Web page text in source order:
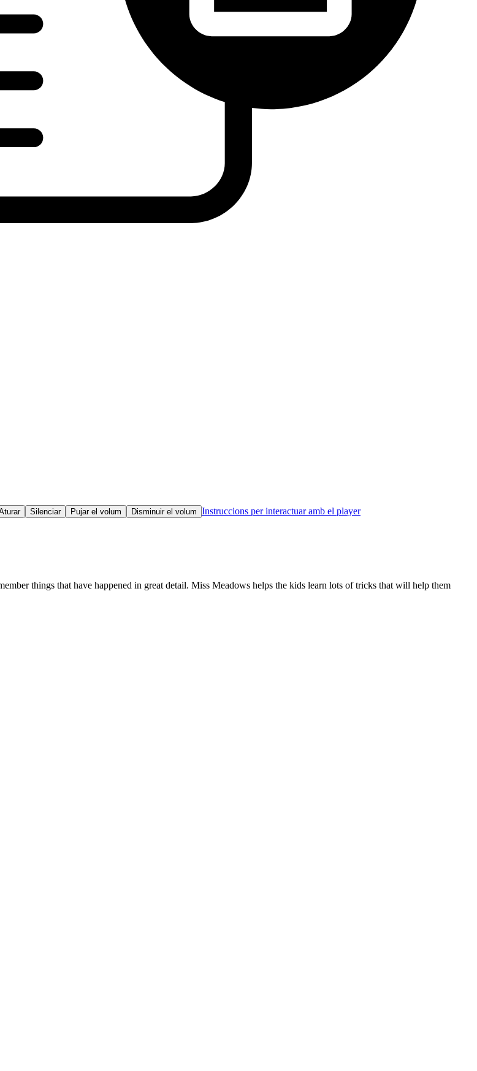
Silenciar Pujar el volum Disminuir el volum Instruccions per interactuar amb el player
things that have happened in great detail. Miss Meadows helps the kids learn lots of tricks that will help them